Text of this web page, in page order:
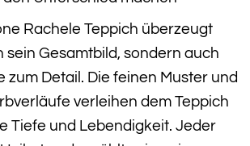
Rachele Teppich überzeugt
sein Gesamtbild, sondern auch
zum Detail. Die feinen Muster und
verleihen dem Teppich
Tiefe und Lebendigkeit. Jeder